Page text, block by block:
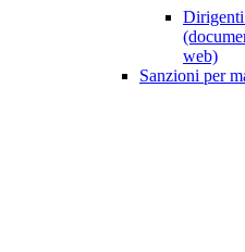
Dirigenti
web)
Sanzioni per